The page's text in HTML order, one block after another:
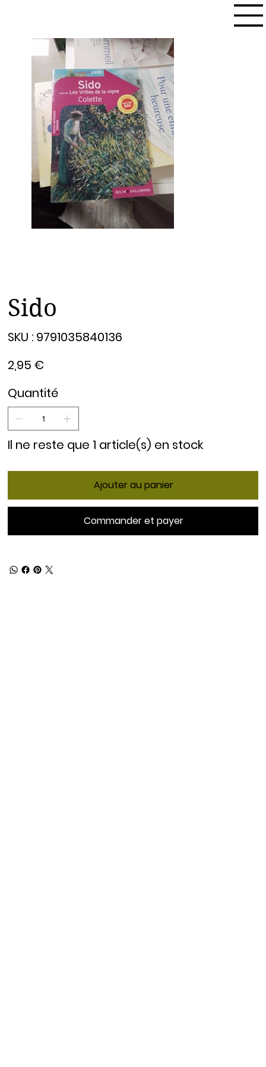
Sido
SKU : 9791035840136
9791035840136
2,95 €
Quantité
Il ne reste que 1 article(s) en stock
Ajouter au panier
Commander et payer